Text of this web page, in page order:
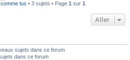
lus • 3 sujets • Page 1 sur 1
Aller
sujets dans ce forum
dans ce forum